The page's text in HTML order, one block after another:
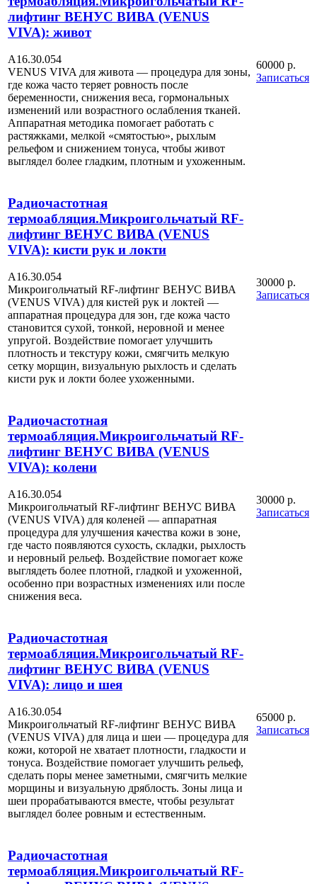
лифтинг ВЕНУС ВИВА (VENUS
VIVA): живот
А16.30.054
VENUS VIVA для живота — процедура для зоны,
где кожа часто теряет ровность после
беременности, снижения веса, гормональных
изменений или возрастного ослабления тканей.
Аппаратная методика помогает работать с
растяжками, мелкой «смятостью», рыхлым
рельефом и снижением тонуса, чтобы живот
выглядел более гладким, плотным и ухоженным.
60000 р.
Записаться
Радиочастотная
термоабляция.Микроигольчатый RF-
лифтинг ВЕНУС ВИВА (VENUS
VIVA): кисти рук и локти
А16.30.054
Микроигольчатый RF-лифтинг ВЕНУС ВИВА
(VENUS VIVA) для кистей рук и локтей —
аппаратная процедура для зон, где кожа часто
становится сухой, тонкой, неровной и менее
упругой. Воздействие помогает улучшить
плотность и текстуру кожи, смягчить мелкую
сетку морщин, визуальную рыхлость и сделать
кисти рук и локти более ухоженными.
30000 р.
Записаться
Радиочастотная
термоабляция.Микроигольчатый RF-
лифтинг ВЕНУС ВИВА (VENUS
VIVA): колени
А16.30.054
Микроигольчатый RF-лифтинг ВЕНУС ВИВА
(VENUS VIVA) для коленей — аппаратная
процедура для улучшения качества кожи в зоне,
где часто появляются сухость, складки, рыхлость
и неровный рельеф. Воздействие помогает коже
выглядеть более плотной, гладкой и ухоженной,
особенно при возрастных изменениях или после
снижения веса.
30000 р.
Записаться
Радиочастотная
термоабляция.Микроигольчатый RF-
лифтинг ВЕНУС ВИВА (VENUS
VIVA): лицо и шея
А16.30.054
Микроигольчатый RF-лифтинг ВЕНУС ВИВА
(VENUS VIVA) для лица и шеи — процедура для
кожи, которой не хватает плотности, гладкости и
тонуса. Воздействие помогает улучшить рельеф,
сделать поры менее заметными, смягчить мелкие
морщины и визуальную дряблость. Зоны лица и
шеи прорабатываются вместе, чтобы результат
выглядел более ровным и естественным.
65000 р.
Записаться
Радиочастотная
термоабляция.Микроигольчатый RF-